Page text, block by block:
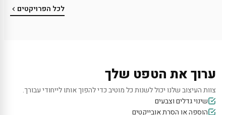
לכל הפרויקטים
ערוך את הטפט שלך
צוות העיצוב שלנו יכול לשנות כל מוטיב כדי להפוך אותו לייחודי עבורך.
שינוי גדלים וצבעים
הוספה או הסרת אובייקטים